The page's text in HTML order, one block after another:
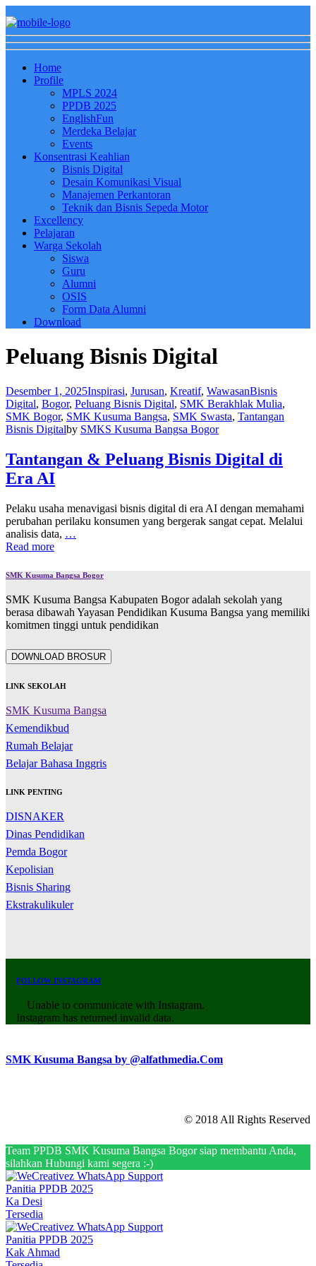
Home
Profile
MPLS 2024
PPDB 2025
EnglishFun
Merdeka Belajar
Events
Konsentrasi Keahlian
Bisnis Digital
Desain Komunikasi Visual
Manajemen Perkantoran
Teknik dan Bisnis Sepeda Motor
Excellency
Pelajaran
Warga Sekolah
Siswa
Guru
Alumni
OSIS
Form Data Alumni
Download
Peluang Bisnis Digital
Desember 1, 2025Inspirasi, Jurusan, Kreatif, WawasanBisnis
Digital, Bogor, Peluang Bisnis Digital, SMK Berakhlak Mulia,
SMK Bogor, SMK Kusuma Bangsa, SMK Swasta, Tantangan
Bisnis Digitalby SMKS Kusuma Bangsa Bogor
Tantangan & Peluang Bisnis Digital di
Era AI
Pelaku usaha menavigasi bisnis digital di era AI dengan memahami
perubahan perilaku konsumen yang bergerak sangat cepat. Melalui
analisis data, …
Read more
SMK Kusuma Bangsa Bogor
SMK Kusuma Bangsa Kabupaten Bogor adalah sekolah yang
berasa dibawah Yayasan Pendidikan Kusuma Bangsa yang memiliki
komitmen tinggi untuk pendidikan
DOWNLOAD BROSUR
LINK SEKOLAH
SMK Kusuma Bangsa
Kemendikbud
Rumah Belajar
Belajar Bahasa Inggris
LINK PENTING
DISNAKER
Dinas Pendidikan
Pemda Bogor
Kepolisian
Bisnis Sharing
Ekstrakulikuler
FOLLOW INSTAGRAM
Unable to communicate with Instagram.
Instagram has returned invalid data.
SMK Kusuma Bangsa by @alfathmedia.Com
© 2018 All Rights Reserved
Team PPDB SMK Kusuma Bangsa Bogor siap membantu Anda,
silahkan Hubungi kami segera :-)
Panitia PPDB 2025
Ka Desi
Tersedia
Panitia PPDB 2025
Kak Ahmad